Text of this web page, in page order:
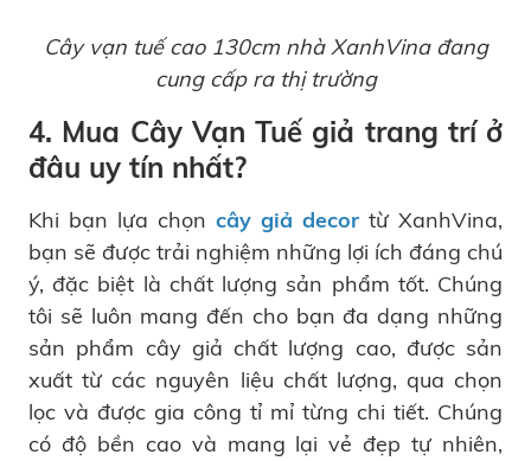
Cây vạn tuế cao 130cm nhà XanhVina đang
cung cấp ra thị trường
4. Mua Cây Vạn Tuế giả trang trí ở
đâu uy tín nhất?
Khi bạn lựa chọn cây giả decor từ XanhVina,
bạn sẽ được trải nghiệm những lợi ích đáng chú
ý, đặc biệt là chất lượng sản phẩm tốt. Chúng
tôi sẽ luôn mang đến cho bạn đa dạng những
sản phẩm cây giả chất lượng cao, được sản
xuất từ các nguyên liệu chất lượng, qua chọn
lọc và được gia công tỉ mỉ từng chi tiết. Chúng
có độ bền cao và mang lại vẻ đẹp tự nhiên,